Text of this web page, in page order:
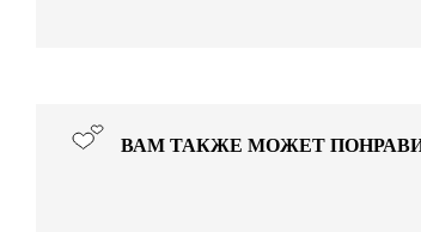
ВАМ ТАКЖЕ МОЖЕТ